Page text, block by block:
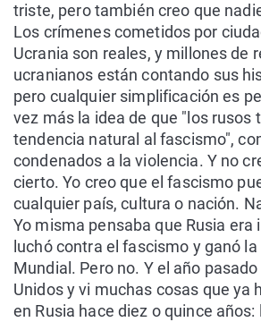
triste, pero también creo que
Los crímenes cometidos por
Ucrania son reales, y millones de
ucranianos están contando sus
pero cualquier simplificación es
vez más la idea de que "los rusos
tendencia natural al fascismo",
condenados a la violencia. Y no
cierto. Yo creo que el fascismo
cualquier país, cultura o nación.
Yo misma pensaba que Rusia era
luchó contra el fascismo y ganó
Mundial. Pero no. Y el año
Unidos y vi muchas cosas que ya
en Rusia hace diez o quince